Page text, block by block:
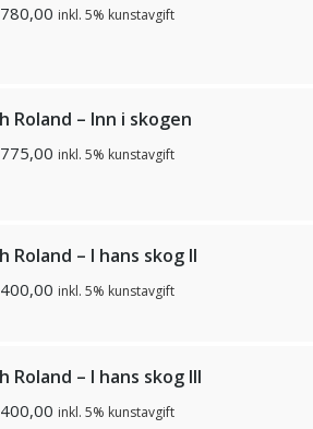
inkl. 5% kunstavgift
Roland – Inn i skogen
inkl. 5% kunstavgift
Roland – I hans skog II
inkl. 5% kunstavgift
Roland – I hans skog III
inkl. 5% kunstavgift